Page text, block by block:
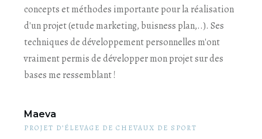
concepts et méthodes importante pour la réalisation
d'un projet (etude marketing, buisness plan,..). Ses
techniques de développement personnelles m'ont
vraiment permis de développer mon projet sur des
bases me ressemblant !
Maeva
PROJET D’ÉLEVAGE DE CHEVAUX DE SPORT